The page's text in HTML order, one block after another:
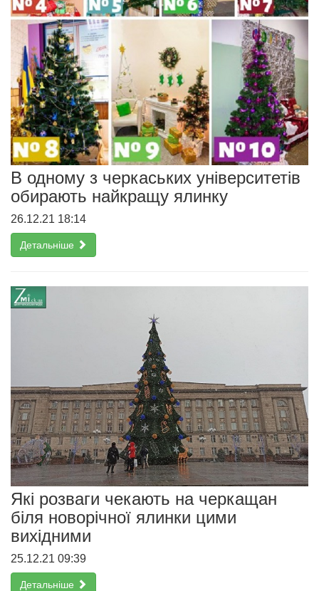
В одному з черкаських університетів
обирають найкращу ялинку
26.12.21 18:14
Детальніше
Які розваги чекають на черкащан
біля новорічної ялинки цими
вихідними
25.12.21 09:39
Детальніше